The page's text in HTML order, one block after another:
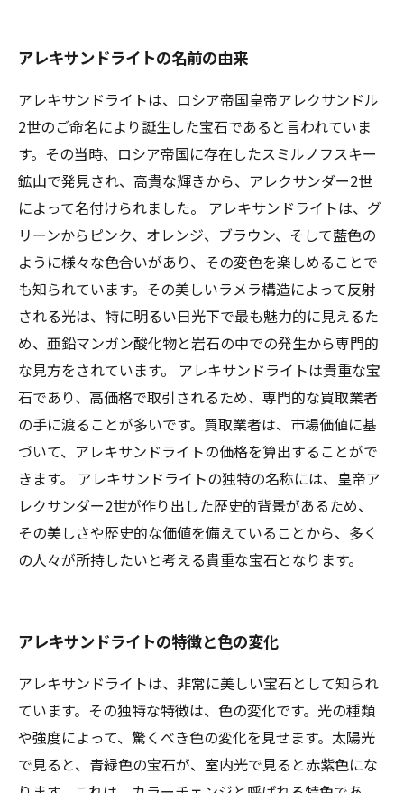
アレキサンドライトの名前の由来
アレキサンドライトは、ロシア帝国皇帝アレクサンドル
2世のご命名により誕生した宝石であると言われていま
す。その当時、ロシア帝国に存在したスミルノフスキー
鉱山で発見され、高貴な輝きから、アレクサンダー2世
によって名付けられました。 アレキサンドライトは、グ
リーンからピンク、オレンジ、ブラウン、そして藍色の
ように様々な色合いがあり、その変色を楽しめることで
も知られています。その美しいラメラ構造によって反射
される光は、特に明るい日光下で最も魅力的に見えるた
め、亜鉛マンガン酸化物と岩石の中での発生から専門的
な見方をされています。 アレキサンドライトは貴重な宝
石であり、高価格で取引されるため、専門的な買取業者
の手に渡ることが多いです。買取業者は、市場価値に基
づいて、アレキサンドライトの価格を算出することがで
きます。 アレキサンドライトの独特の名称には、皇帝ア
レクサンダー2世が作り出した歴史的背景があるため、
その美しさや歴史的な価値を備えていることから、多く
の人々が所持したいと考える貴重な宝石となります。
アレキサンドライトの特徴と色の変化
アレキサンドライトは、非常に美しい宝石として知られ
ています。その独特な特徴は、色の変化です。光の種類
や強度によって、驚くべき色の変化を見せます。太陽光
で見ると、青緑色の宝石が、室内光で見ると赤紫色にな